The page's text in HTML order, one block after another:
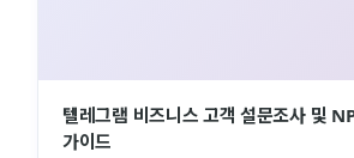
텔레그램 비즈니스 고객 설문조사 및
가이드